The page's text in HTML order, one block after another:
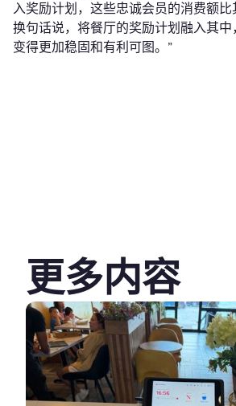
入奖励计划，这些忠诚会员的消费额比
换句话说，将餐厅的奖励计划融入其
变得更加稳固和有利可图。”
更多内容